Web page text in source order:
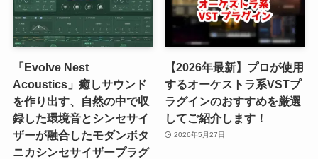
「Evolve Nest
Acoustics」癒しサウンド
を作り出す、自然の中で収
録した環境音とシンセサイ
ザーが融合したモダンボタ
ニカシンセサイザープラグ
【2026年最新】プロが使用
するオーケストラ系VSTプ
ラグインのおすすめを厳選
してご紹介します！
2026年5月27日